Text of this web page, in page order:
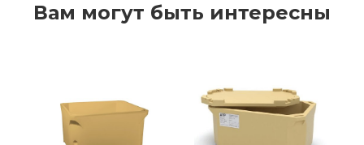
Вам могут быть интересны